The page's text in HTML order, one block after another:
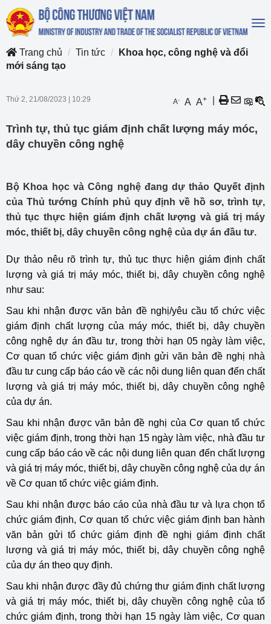
Trang chủ
Tin tức
Khoa học, công nghệ và đổi
mới sáng tạo
Thứ 2, 21/08/2023 10:29 A- A A+
Trình tự, thủ tục giám định chất lượng máy móc,
dây chuyền công nghệ
Bộ Khoa học và Công nghệ đang dự thảo Quyết định
của Thủ tướng Chính phủ quy định về hồ sơ, trình tự,
thủ tục thực hiện giám định chất lượng và giá trị máy
móc, thiết bị, dây chuyền công nghệ của dự án đầu tư.
Dự thảo nêu rõ trình tự, thủ tục thực hiện giám định chất
lượng và giá trị máy móc, thiết bị, dây chuyền công nghệ
như sau:
Sau khi nhận được văn bản đề nghị/yêu cầu tổ chức việc
giám định chất lượng của máy móc, thiết bị, dây chuyền
công nghệ dự án đầu tư, trong thời hạn 05 ngày làm việc,
Cơ quan tổ chức việc giám định gửi văn bản đề nghị nhà
đầu tư cung cấp báo cáo về các nội dung liên quan đến chất
lượng và giá trị máy móc, thiết bị, dây chuyền công nghệ
của dự án.
Sau khi nhận được văn bản đề nghị của Cơ quan tổ chức
việc giám định, trong thời hạn 15 ngày làm việc, nhà đầu tư
cung cấp báo cáo về các nội dung liên quan đến chất lượng
và giá trị máy móc, thiết bị, dây chuyền công nghệ của dự án
về Cơ quan tổ chức việc giám định.
Sau khi nhận được báo cáo của nhà đầu tư và lựa chọn tổ
chức giám định, Cơ quan tổ chức việc giám định ban hành
văn bản gửi tổ chức giám định đề nghị giám định chất
lượng và giá trị máy móc, thiết bị, dây chuyền công nghệ
của dự án theo quy định.
Sau khi nhận được đầy đủ chứng thư giám định chất lượng
và giá trị máy móc, thiết bị, dây chuyền công nghệ của tổ
chức giám định, trong thời hạn 15 ngày làm việc, Cơ quan